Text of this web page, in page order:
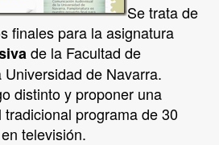
Se trata de
finales para la asignatura
de la Facultad de
de Navarra.
distinto y proponer una
programa de 30
televisión.